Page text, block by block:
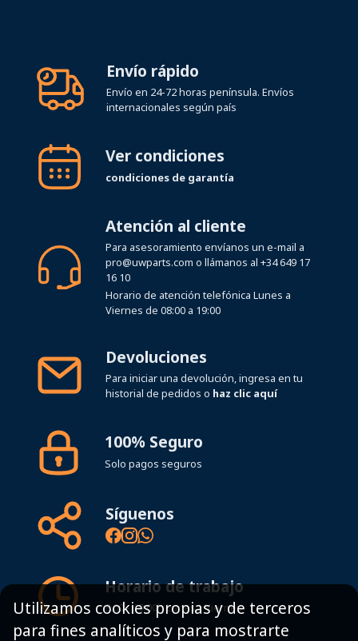
Envío rápido
Envío en 24-72 horas península. Envíos
internacionales según país
Ver condiciones
condiciones de garantía
Atención al cliente
Para asesoramiento envíanos un e-mail a
pro@uwparts.com o llámanos al +34 649 17
16 10
Horario de atención telefónica Lunes a
Viernes de 08:00 a 19:00
Devoluciones
Para iniciar una devolución, ingresa en tu
historial de pedidos o haz clic aquí
100% Seguro
Solo pagos seguros
Síguenos
Horario de trabajo
8:00 - 19:00h Lunes - Viernes
Utilizamos cookies propias y de terceros
para fines analíticos y para mostrarte